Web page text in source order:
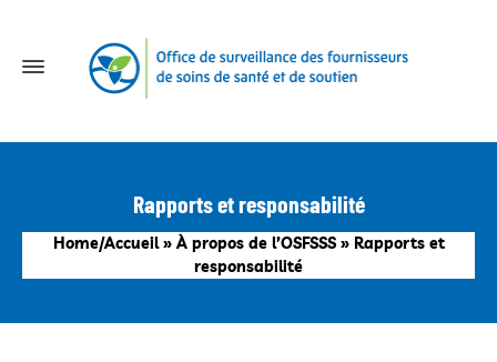
Rapports et responsabilité
Home/Accueil»À propos de l’OSFSSS» Rapports et
responsabilité